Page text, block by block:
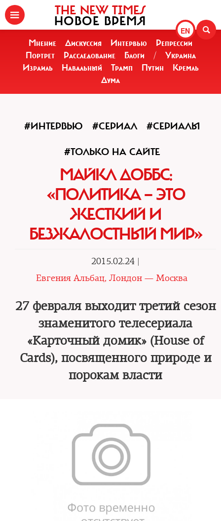
EN
THE NEW TIMES
НОВОЕ ВРЕМЯ
Мнение Дискуссия Интервью
Репрессии
Портрет
Расследование Блоги /
Украина
Израиль
Навальный Трамп Путин
Кремль
Дума
#ИНТЕРВЬЮ #СЕРИАЛ #СЕРИАЛЫ
#ТОЛЬКО НА САЙТЕ
МАЙКЛ ДОББС:
«ПОЛИТИКА — ЭТО
ЖЕСТКИЙ И
БЕЗЖАЛОСТНЫЙ МИР»
2015.02.24 |
Евгения Альбац, Лондон — Москва
27 февраля выходит третий сезон
знаменитого телесериала
«Карточный домик» (House of
Cards), посвященного природе и
порокам власти